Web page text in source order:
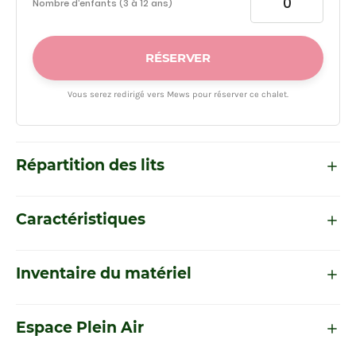
Nombre d’enfants (3 à 12 ans)
RÉSERVER
Vous serez redirigé vers Mews pour réserver ce chalet.
Répartition des lits
Caractéristiques
Inventaire du matériel
Espace Plein Air